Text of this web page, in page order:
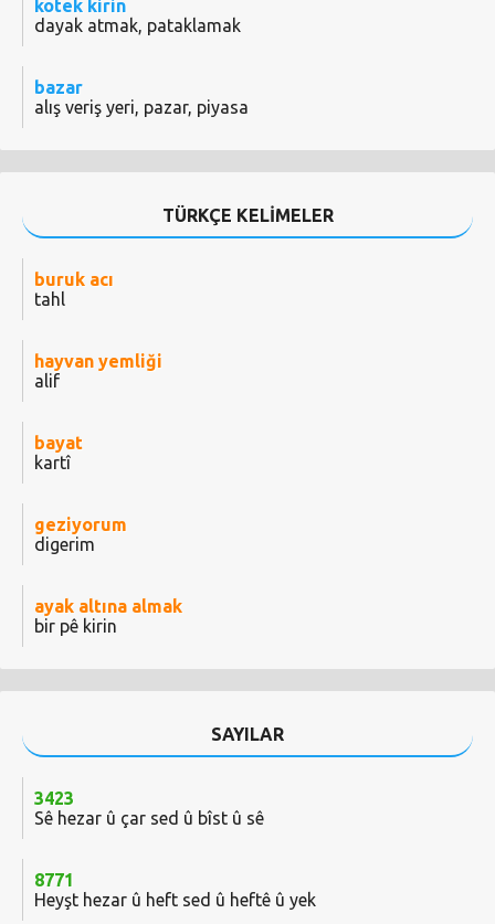
kotek kirin
dayak atmak, pataklamak
bazar
alış veriş yeri, pazar, piyasa
TÜRKÇE KELİMELER
buruk acı
tahl
hayvan yemliği
alif
bayat
kartî
geziyorum
digerim
ayak altına almak
bir pê kirin
SAYILAR
3423
Sê hezar û çar sed û bîst û sê
8771
Heyşt hezar û heft sed û heftê û yek